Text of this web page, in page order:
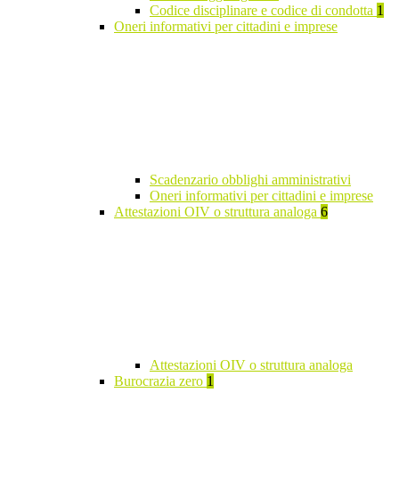
Codice disciplinare e codice di condotta 1
Oneri informativi per cittadini e imprese
Scadenzario obblighi amministrativi
Oneri informativi per cittadini e imprese
Attestazioni OIV o struttura analoga 6
Attestazioni OIV o struttura analoga
Burocrazia zero 1